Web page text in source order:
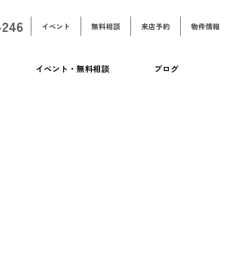
イベント 無料相談 来店予約 物件情報
イベント・無料相談 ブログ